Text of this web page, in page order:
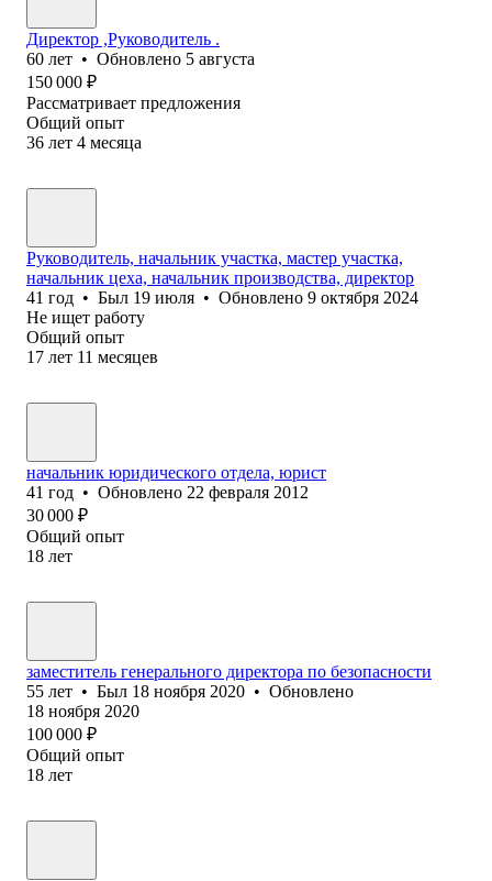
Директор ,Руководитель .
60 лет • Обновлено 5 августа
150 000 ₽
Рассматривает предложения
Общий опыт
36 лет 4 месяца
Руководитель, начальник участка, мастер участка,
начальник цеха, начальник производства, директор
41 год • Был 19 июля • Обновлено 9 октября 2024
Не ищет работу
Общий опыт
17 лет 11 месяцев
начальник юридического отдела, юрист
41 год • Обновлено 22 февраля 2012
30 000 ₽
Общий опыт
18 лет
заместитель генерального директора по безопасности
55 лет • Был 18 ноября 2020 • Обновлено
18 ноября 2020
100 000 ₽
Общий опыт
18 лет